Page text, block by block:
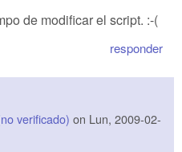
de modificar el script. :-(
responder
verificado) on Lun, 2009-02-